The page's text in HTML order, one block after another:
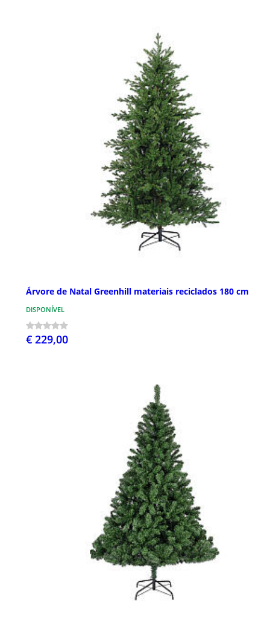
Árvore de Natal Greenhill materiais reciclados 180 cm
DISPONÍVEL
€ 229,00